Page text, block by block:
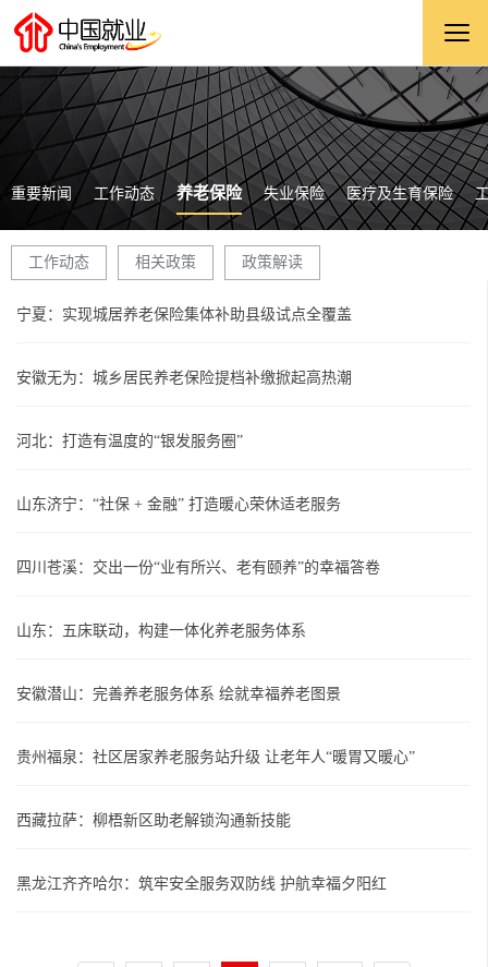
重要新闻 工作动态 养老保险 失业保险 医疗及生育保险
工作动态 相关政策 政策解读
宁夏：实现城居养老保险集体补助县级试点全覆盖
安徽无为：城乡居民养老保险提档补缴掀起高热潮
河北：打造有温度的“银发服务圈”
山东济宁：“社保 + 金融” 打造暖心荣休适老服务
四川苍溪：交出一份“业有所兴、老有颐养”的幸福答卷
山东：五床联动，构建一体化养老服务体系
安徽潜山：完善养老服务体系 绘就幸福养老图景
贵州福泉：社区居家养老服务站升级 让老年人“暖胃又暖心”
西藏拉萨：柳梧新区助老解锁沟通新技能
黑龙江齐齐哈尔：筑牢安全服务双防线 护航幸福夕阳红